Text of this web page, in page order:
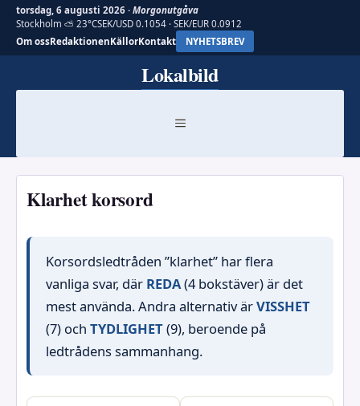
torsdag, 6 augusti 2026 · Morgonutgåva
Stockholm ⛅ 23°CSEK/USD 0.1054 · SEK/EUR 0.0912
Om ossRedaktionenKällorKontakt NYHETSBREV
Lokalbild
MENY
Klarhet korsord
Korsordsledtråden ”klarhet” har flera
vanliga svar, där REDA(4 bokstäver) är det
mest använda. Andra alternativ ärVISSHET
(7) och TYDLIGHET(9), beroende på
ledtrådens sammanhang.